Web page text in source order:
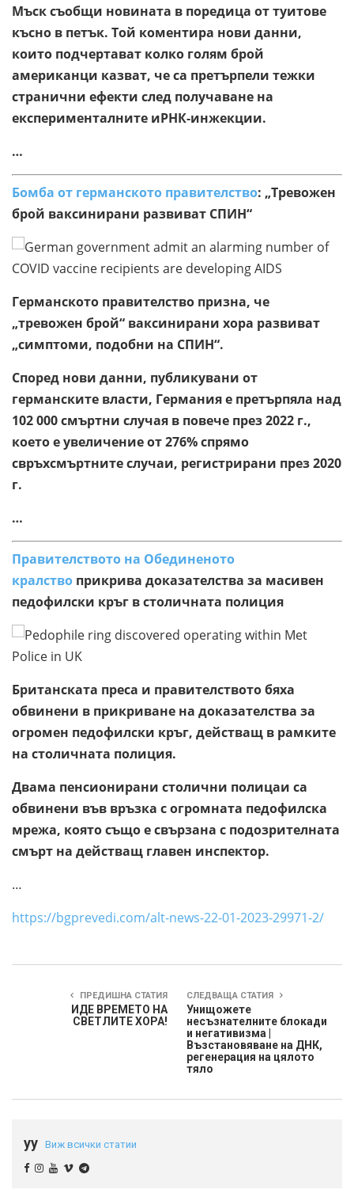
Мъск съобщи новината в поредица от туитове
късно в петък. Той коментира нови данни,
които подчертават колко голям брой
американци казват, че са претърпели тежки
странични ефекти след получаване на
експерименталните иРНК-инжекции.
…
Бомба от германското правителство: „Тревожен
брой ваксинирани развиват СПИН“
Германското правителство призна, че
„тревожен брой“ ваксинирани хора развиват
„симптоми, подобни на СПИН“.
Според нови данни, публикувани от
германските власти, Германия е претърпяла над
102 000 смъртни случая в повече през 2022 г.,
което е увеличение от 276% спрямо
свръхсмъртните случаи, регистрирани през 2020
г.
…
Правителството на Обединеното
кралство прикрива доказателства за масивен
педофилски кръг в столичната полиция
Британската преса и правителството бяха
обвинени в прикриване на доказателства за
огромен педофилски кръг, действащ в рамките
на столичната полиция.
Двама пенсионирани столични полицаи са
обвинени във връзка с огромната педофилска
мрежа, която също е свързана с подозрителната
смърт на действащ главен инспектор.
…
https://bgprevedi.com/alt-news-22-01-2023-29971-2/
ПРЕДИШНА СТАТИЯ
ИДЕ ВРЕМЕТО НА
СВЕТЛИТЕ ХОРА!
СЛЕДВАЩА СТАТИЯ
Унищожете
несъзнателните блокади
и негативизма |
Възстановяване на ДНК,
регенерация на цялото
тяло
yy Виж всички статии